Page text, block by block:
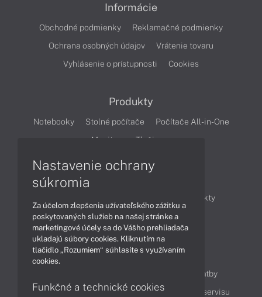
Informácie
Obchodné podmienky
Reklamačné podmienky
Ochrana osobných údajov
Vrátenie tovaru
Vyhlásenie o prístupnosti
Cookies
Produkty
Notebooky Stolné počítače
Počítače All-in-One
Monitory
Tlačiarne
Produkty
Technológie
Videá
Obsah
Možnosti doručenia a platby
Podpora a servis
Servisné služby Cenník servisu
Nastavenie ochrany
súkromia
Za účelom zlepšenia užívateľského zážitku a
poskytovaných služieb na našej stránke a
marketingové účely sa do Vášho prehliadača
ukladajú súbory cookies. Kliknutím na
tlačidlo „Rozumiem“ súhlasíte s využívaním
cookies.
Funkčné a technické cookies